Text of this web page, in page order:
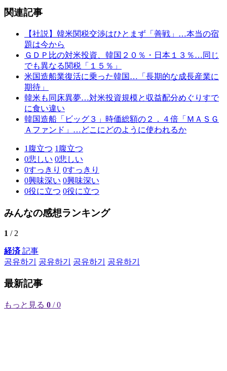
関連記事
【社説】韓米関税交渉はひとまず「善戦」…本当の宿
題は今から
ＧＤＰ比の対米投資、韓国２０％・日本１３％…同じ
でも異なる関税「１５％」
米国造船業復活に乗った韓国…「長期的な成長産業に
期待」
韓米も同床異夢…対米投資規模と収益配分めぐりすで
に食い違い
韓国造船「ビッグ３」時価総額の２．４倍「ＭＡＳＧ
Ａファンド」…どこにどのように使われるか
1 腹立つ 1 腹立つ
0悲しい 0悲しい
0すっきり 0すっきり
0興味深い 0興味深い
0役に立つ 0役に立つ
みんなの感想ランキング
1 / 2
経済記事
공유하기
공유하기 공유하기 공유하기
最新記事
もっと見る 0 / 0